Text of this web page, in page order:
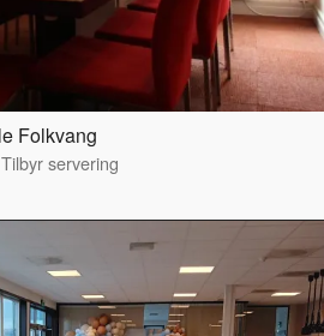
Folkvang
Tilbyr servering